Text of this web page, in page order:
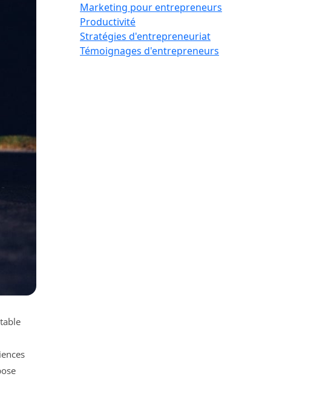
Marketing pour entrepreneurs
Productivité
Stratégies d'entrepreneuriat
Témoignages d'entrepreneurs